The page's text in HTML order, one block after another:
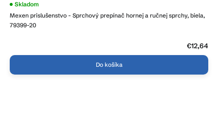
Mexen prislušenstvo - Sprchový prepínač hornej a ručnej sprchy, biela,
79399-20
Skladom
€12,64
Do košíka